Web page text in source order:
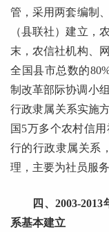
管，采用两套编制
（县联社）建立，
末，农信社机构、
全国县市总数的
制改革部际协调小
行政隶属关系实施
国5万多个农村信
行的行政隶属关系
理，主要为社员服
四、2003-
系基本建立